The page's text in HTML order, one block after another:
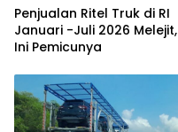
Penjualan Ritel Truk di RI
Januari -Juli 2026 Melejit,
Ini Pemicunya